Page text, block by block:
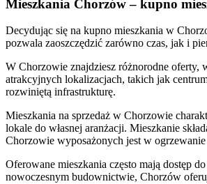
Mieszkania Chorzów – kupno
Decydując się na kupno mieszkania w
pozwala zaoszczędzić zarówno czas, jak i
W Chorzowie znajdziesz różnorodne oferty,
atrakcyjnych lokalizacjach, takich jak
rozwiniętą infrastrukturę.
Mieszkania na sprzedaż w Chorzowie
lokale do własnej aranżacji. Mieszkanie
Chorzowie wyposażonych jest w
Oferowane mieszkania często mają dostęp
nowoczesnym budownictwie, Chorzów